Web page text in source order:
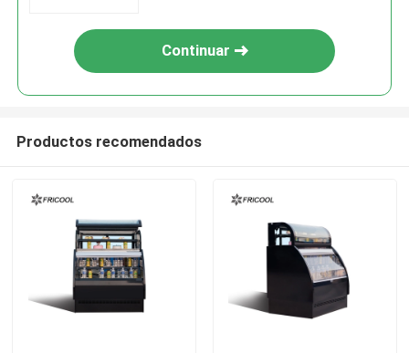
Inicio
Continuar
Productos recomendados